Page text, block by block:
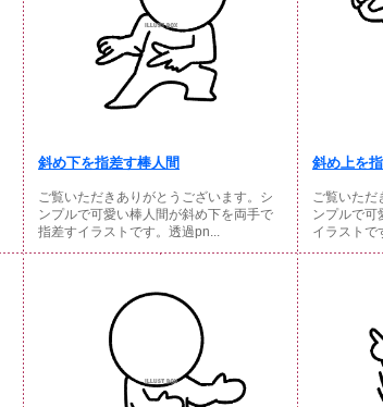
斜め下を指差す棒人間
ご覧いただきありがとうございます。シ
ンプルで可愛い棒人間が斜め下を両手で
指差すイラストです。透過pn...
斜め上を
ご覧いただ
ンプルで可
イラストで